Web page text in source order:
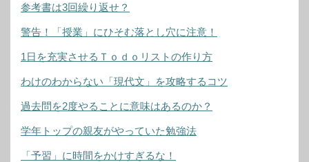
参考書は3回繰り返せ？
警告！「授業」にひそむ落とし穴に注意！
1日を充実させるＴｏｄｏリストの作り方
わけのわからない「現代文」を攻略するコツ
過去問を2度やることに意味はあるのか？
学年トップの親友がやっていた勉強法
「予習」に時間をかけすぎるな！